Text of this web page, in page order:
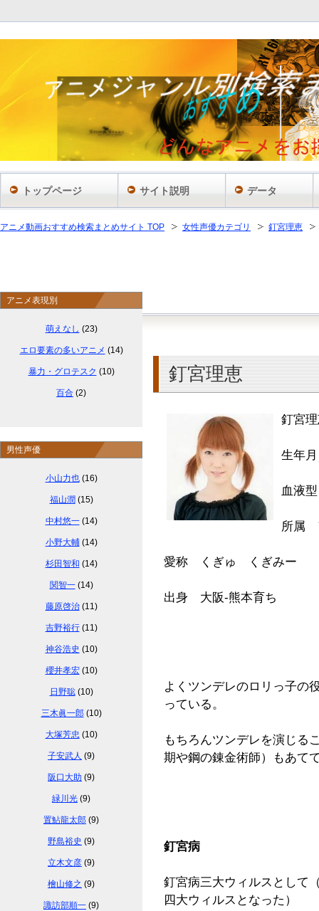
アニメ動画おすすめ検索まとめサイト TOP 女性声優カテゴリ 釘宮理恵
釘宮理恵
釘宮
生年
血液
所属
愛称 くぎゅ くぎみー
出身 大阪-熊本育ち
よくツンデレのロリっ子の
っている。
もちろんツンデレを演じる
期や鋼の錬金術師）もあて
釘宮病
釘宮病三大ウィルスとして
四大ウィルスとなった）
アニメ表現別
萌えなし (23)
エロ要素の多いアニメ (14)
暴力・グロテスク (10)
百合 (2)
男性声優
小山力也(16)
福山潤 (15)
中村悠一(14)
小野大輔(14)
杉田智和 (14)
関智一(14)
藤原啓治(11)
吉野裕行(11)
神谷浩史 (10)
櫻井孝宏(10)
日野聡(10)
三木眞一郎(10)
大塚芳忠 (10)
子安武人 (9)
阪口大助 (9)
緑川光 (9)
置鮎龍太郎 (9)
野島裕史 (9)
立木文彦 (9)
檜山修之 (9)
諏訪部順一 (9)
トップページ サイト説明 データ